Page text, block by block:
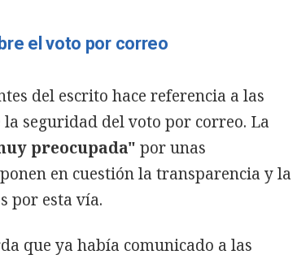
el voto por correo
del escrito hace referencia a las
seguridad del voto por correo. La
preocupada" por unas
en cuestión la transparencia y la
por esta vía.
que ya había comunicado a las